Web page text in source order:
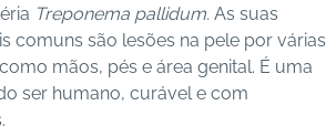
Treponema pallidum. As suas
comuns são lesões na pele por várias
mãos, pés e área genital. É uma
ser humano, curável e com